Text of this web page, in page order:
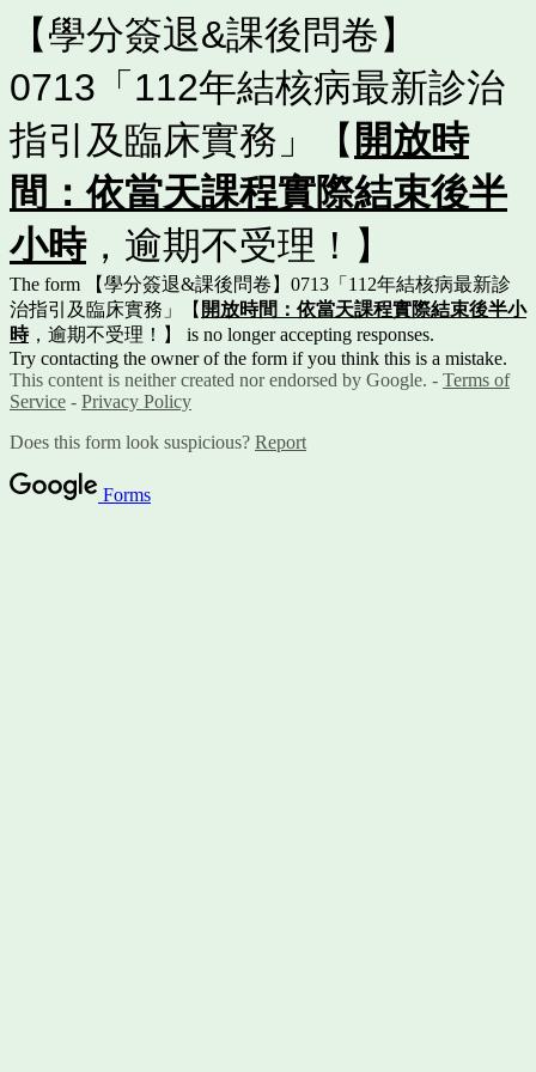
【學分簽退&課後問卷】
0713「112年結核病最新診治
指引及臨床實務」【 開放時
間：依當天課程實際結束後半
小時，逾期不受理！】
The form 【學分簽退&課後問卷】0713「112年結核病最新診
治指引及臨床實務」【 開放時間：依當天課程實際結束後半小
時，逾期不受理！】 is no longer accepting responses.
Try contacting the owner of the form if you think this is a mistake.
This content is neither created nor endorsed by Google. - Terms of
Service - Privacy Policy
Does this form look suspicious? Report
Forms